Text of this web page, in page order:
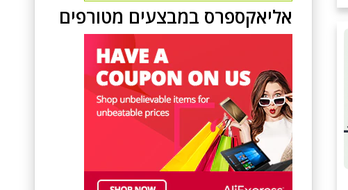
אליאקספרס במבצעים מטורפים